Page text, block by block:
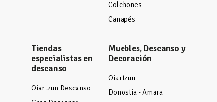
Colchones
Canapés
Tiendas
especialistas en
descanso
Oiartzun Descanso
Muebles, Descanso y
Decoración
Oiartzun
Donostia - Amara